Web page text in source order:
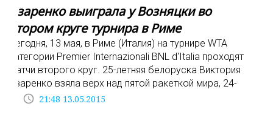
Азаренко выиграла у Возняцки во
втором круге турнира в Риме
Сегодня, 13 мая, в Риме (Италия) на турнире WTA
категории Premier Internazionali BNL d'Italia проходят
матчи второго круг. 25-летняя белоруска Виктория
Азаренко взяла верх над пятой ракеткой мира, 24-
access_time 21:48 13.05.2015